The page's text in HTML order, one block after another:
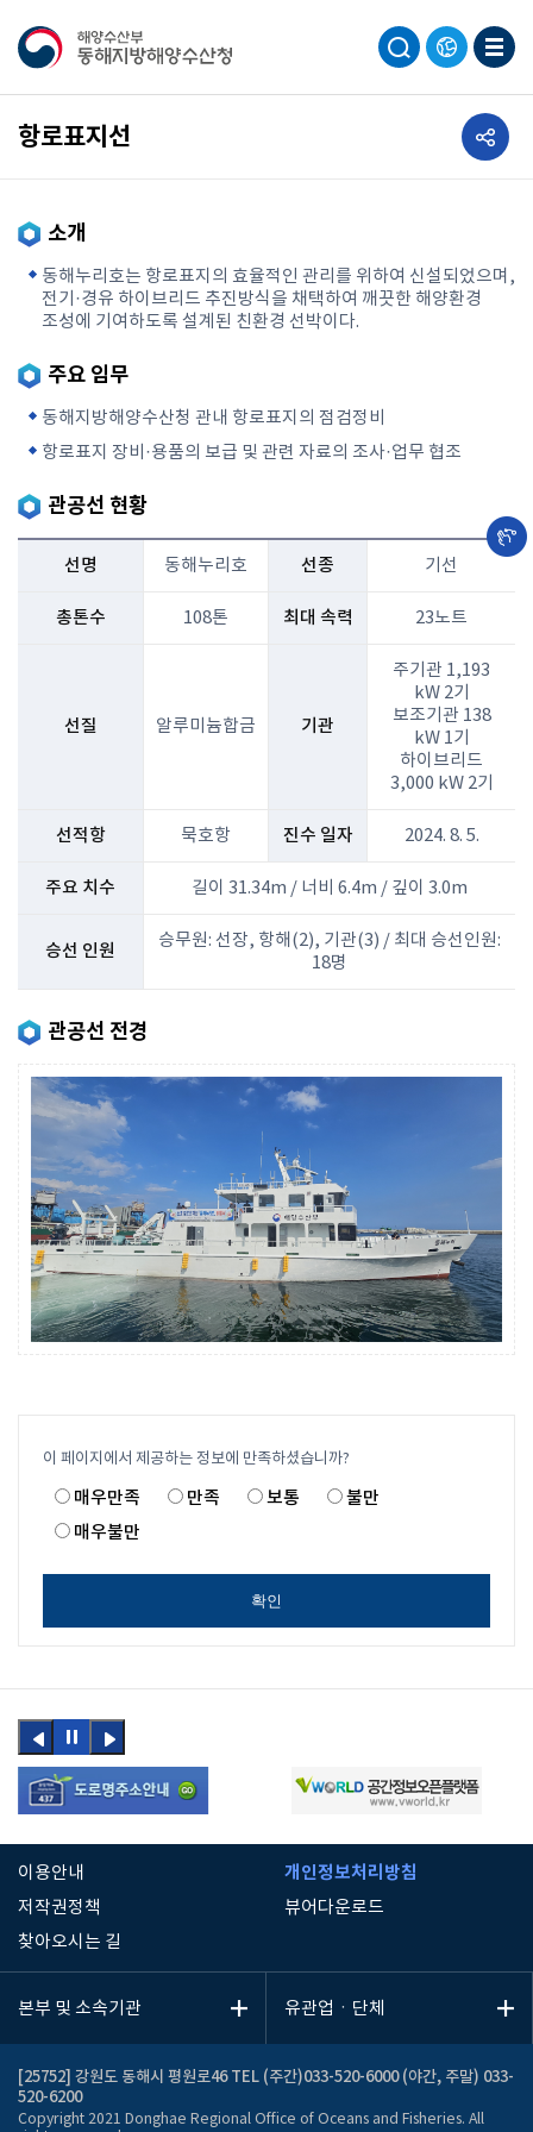
항로표지선 공유하기
소개
동해누리호는 항로표지의 효율적인 관리를 위하여 신설되었으며,
전기·경유 하이브리드 추진방식을 채택하여 깨끗한 해양환경
조성에 기여하도록 설계된 친환경 선박이다.
주요 임무
동해지방해양수산청 관내 항로표지의 점검정비
항로표지 장비·용품의 보급 및 관련 자료의 조사·업무 협조
관공선 현황
선명 동해누리호 선종 기선
총톤수 108톤 최대 속력 23노트
선질 알루미늄합금 기관
주기관 1,193
kW 2기
보조기관 138
kW 1기
하이브리드
3,000 kW 2기
선적항 묵호항 진수 일자 2024. 8. 5.
주요 치수 길이 31.34m / 너비 6.4m / 깊이 3.0m
승선 인원
승무원: 선장, 항해(2), 기관(3) / 최대 승선인원:
18명
관공선 전경
이 페이지에서 제공하는 정보에 만족하셨습니까?
매우만족 만족 보통
불만
매우불만
확인
이전
버튼
정지
다음
버튼
이용안내 개인정보처리방침
저작권정책
뷰어다운로드
찾아오시는 길
본부 및 소속기관 유관업ㆍ단체
[25752] 강원도 동해시 평원로46 TEL (주간)033-520-6000 (야간, 주말) 033-
520-6200
Copyright 2021 Donghae Regional Office of Oceans and Fisheries. All